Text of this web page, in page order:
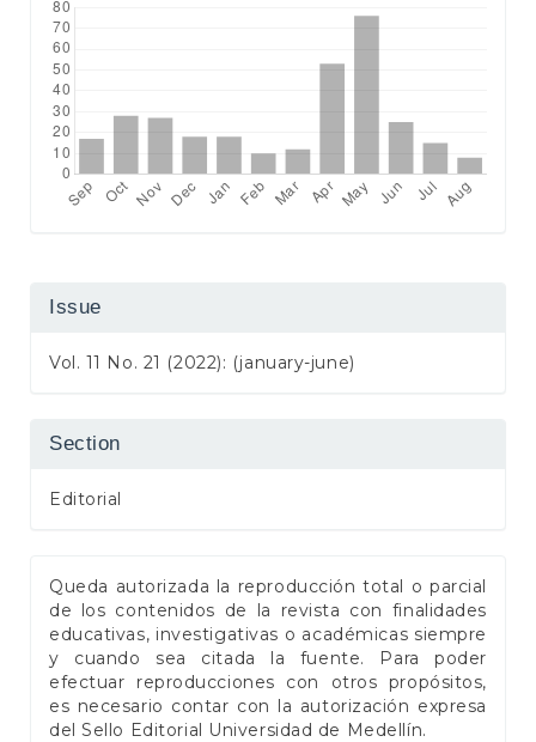
Issue
Vol. 11 No. 21 (2022): (january-june)
Section
Editorial
Queda autorizada la reproducción total o parcial
de los contenidos de la revista con finalidades
educativas, investigativas o académicas siempre
y cuando sea citada la fuente. Para poder
efectuar reproducciones con otros propósitos,
es necesario contar con la autorización expresa
del Sello Editorial Universidad de Medellín.